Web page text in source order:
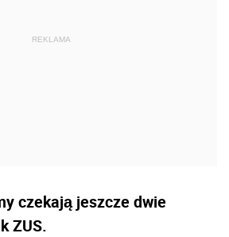
czekają jeszcze dwie
ZUS.